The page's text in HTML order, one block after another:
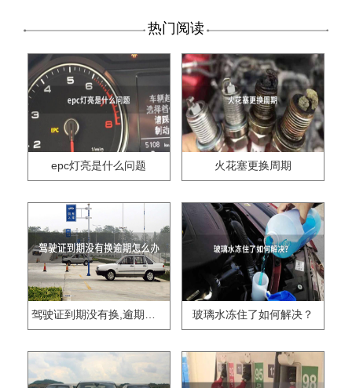
热门阅读
epc灯亮是什么问题 火花塞更换周期
驾驶证到期没有换,逾期怎么办?? 玻璃水冻住了如何解决？